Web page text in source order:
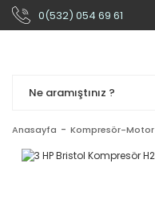
0(532) 054 69 61
Anasayfa Kompresör-Motor